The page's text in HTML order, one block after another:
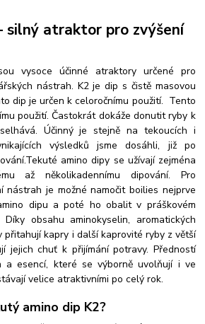
silný atraktor pro zvýšení
vysoce účinné atraktory určené pro
nástrah. K2 je dip s čistě masovou
dip je určen k celoročnímu použití. Tento
použití. Častokrát dokáže donutit ryby k
Účinný je stejně na tekoucích i
výsledků jsme dosáhli, již po
Tekuté amino dipy se užívají zejména
až několikadennímu dipování. Pro
nástrah je možné namočit boilies nejprve
dipu a poté ho obalit v práškovém
Díky obsahu aminokyselin, aromatických
kapry i další kaprovité ryby z větší
jejich chuť k přijímání potravy. Předností
a esencí, které se výborně uvolňují i ve
velice atraktivními po celý rok.
amino dip K2?